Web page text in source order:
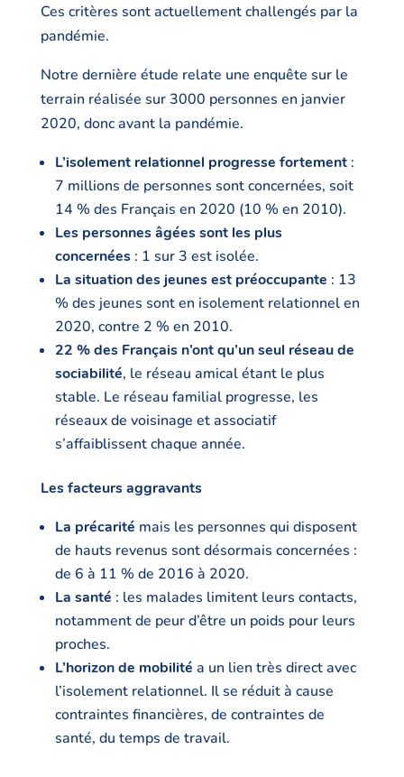
Ces critères sont actuellement challengés par la
pandémie.
Notre dernière étude relate une enquête sur le
terrain réalisée sur 3000 personnes en janvier
2020, donc avant la pandémie.
L’isolement relationnel progresse fortement:
7 millions de personnes sont concernées, soit
14 % des Français en 2020 (10 % en 2010).
Les personnes âgées sont les plus
concernées: 1 sur 3 est isolée.
La situation des jeunes est préoccupante : 13
% des jeunes sont en isolement relationnel en
2020, contre 2 % en 2010.
22 % des Français n’ont qu’un seul réseau de
sociabilité, le réseau amical étant le plus
stable. Le réseau familial progresse, les
réseaux de voisinage et associatif
s’affaiblissent chaque année.
Les facteurs aggravants
La précarité mais les personnes qui disposent
de hauts revenus sont désormais concernées :
de 6 à 11 % de 2016 à 2020.
La santé : les malades limitent leurs contacts,
notamment de peur d’être un poids pour leurs
proches.
L’horizon de mobilité a un lien très direct avec
l’isolement relationnel. Il se réduit à cause
contraintes financières, de contraintes de
santé, du temps de travail.